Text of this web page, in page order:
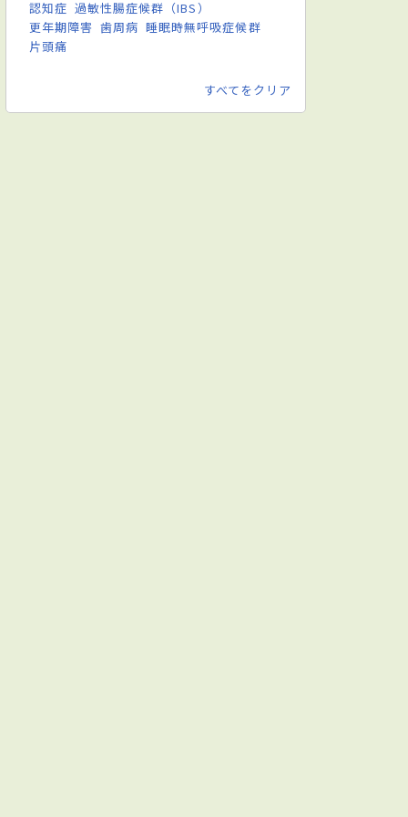
認知症 過敏性腸症候群（IBS）
更年期障害 歯周病 睡眠時無呼吸症候群
片頭痛
すべてをクリア